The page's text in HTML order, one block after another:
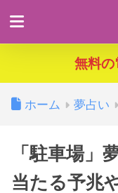
無料の
ホーム 夢占い
「駐車場」
当たる予兆